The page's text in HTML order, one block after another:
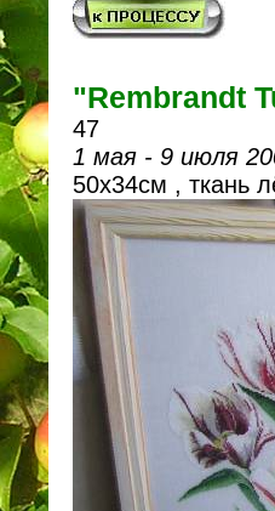
"Rembrandt
47
1 мая - 9 июля
50х34см , ткань